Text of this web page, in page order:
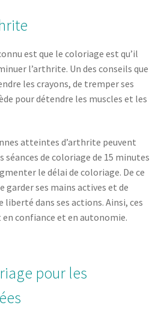
est que le coloriage est qu’il
l’arthrite. Un des conseils que
les crayons, de tremper ses
pour détendre les muscles et les
atteintes d’arthrite peuvent
séances de coloriage de 15 minutes
le délai de coloriage. De ce
ses mains actives et de
dans ses actions. Ainsi, ces
confiance et en autonomie.
pour les